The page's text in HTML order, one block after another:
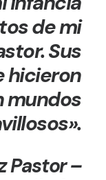
de mi
Sus
hicieron
mundos
Pastor –